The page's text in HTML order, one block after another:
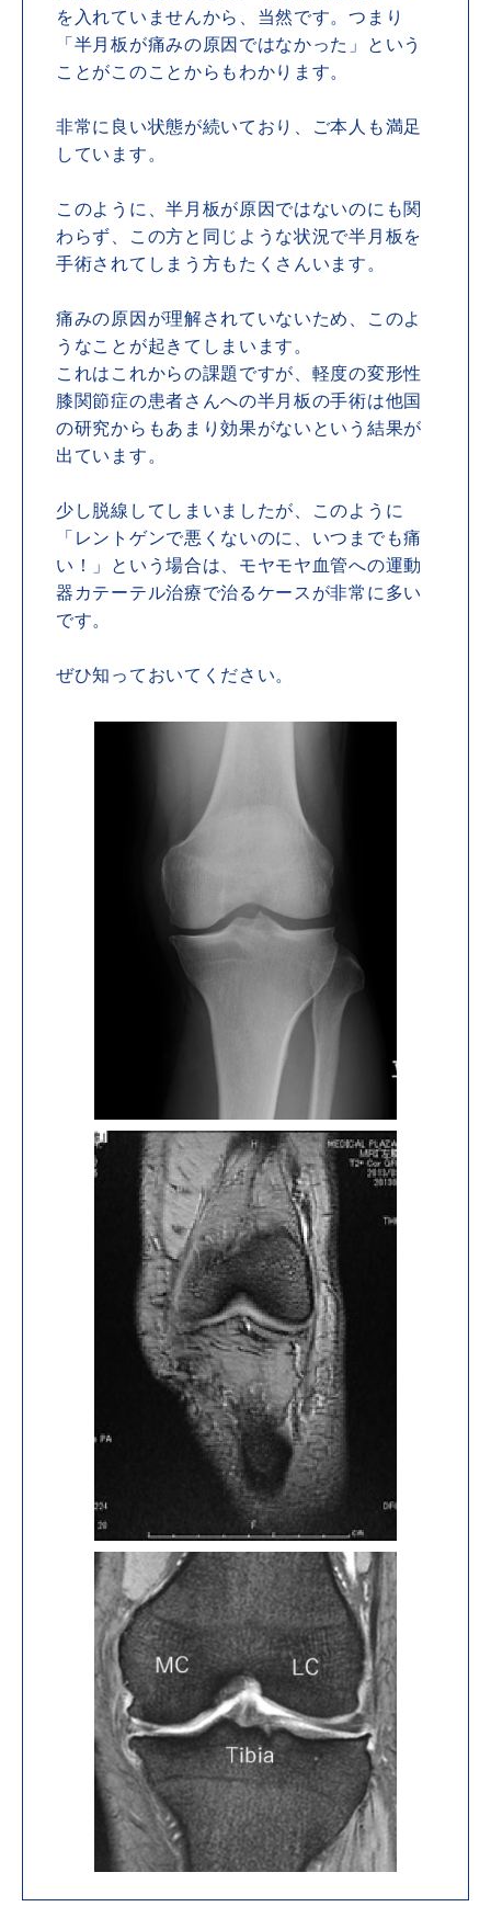
を入れていませんから、当然です。つまり
「半月板が痛みの原因ではなかった」という
ことがこのことからもわかります。
非常に良い状態が続いており、ご本人も満足
しています。
このように、半月板が原因ではないのにも関
わらず、この方と同じような状況で半月板を
手術されてしまう方もたくさんいます。
痛みの原因が理解されていないため、このよ
うなことが起きてしまいます。
これはこれからの課題ですが、軽度の変形性
膝関節症の患者さんへの半月板の手術は他国
の研究からもあまり効果がないという結果が
出ています。
少し脱線してしまいましたが、このように
「レントゲンで悪くないのに、いつまでも痛
い！」という場合は、モヤモヤ血管への運動
器カテーテル治療で治るケースが非常に多い
です。
ぜひ知っておいてください。